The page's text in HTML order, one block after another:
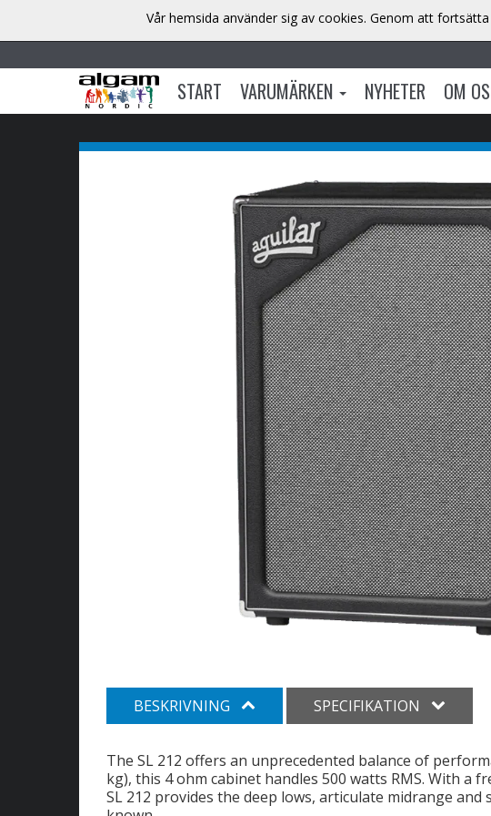
START VARUMÄRKEN NYHETER OM
BESKRIVNING SPECIFIKATION
The SL 212 offers an unprecedented balance of
kg), this 4 ohm cabinet handles 500 watts RMS. With a
SL 212 provides the deep lows, articulate midrange
Vår hemsida använder sig av cookies. Genom att